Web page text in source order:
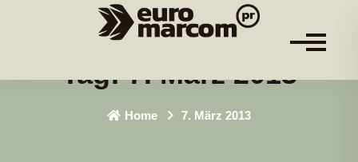
Tag:7. März 2013
Home 7. März 2013